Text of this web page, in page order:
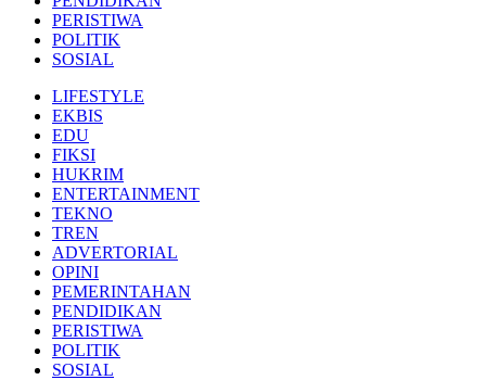
PERISTIWA
POLITIK
SOSIAL
LIFESTYLE
EKBIS
EDU
FIKSI
HUKRIM
ENTERTAINMENT
TEKNO
TREN
ADVERTORIAL
OPINI
PEMERINTAHAN
PENDIDIKAN
PERISTIWA
POLITIK
SOSIAL